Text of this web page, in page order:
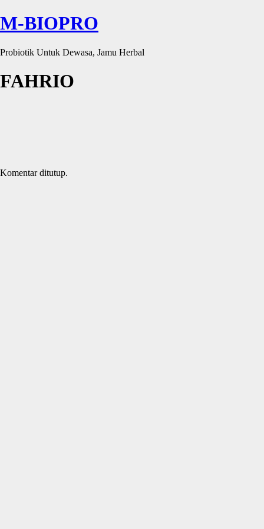
M-BIOPRO
Probiotik Untuk Dewasa, Jamu Herbal
FAHRIO
Komentar ditutup.